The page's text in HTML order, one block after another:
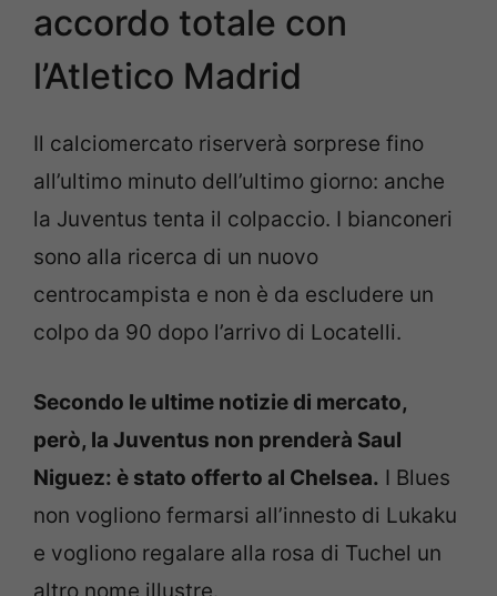
accordo totale con
l’Atletico Madrid
Il calciomercato riserverà sorprese fino
all’ultimo minuto dell’ultimo giorno: anche
la Juventus tenta il colpaccio. I bianconeri
sono alla ricerca di un nuovo
centrocampista e non è da escludere un
colpo da 90 dopo l’arrivo di Locatelli.
Secondo le ultime notizie di mercato,
però, la Juventus non prenderà Saul
Niguez: è stato offerto al Chelsea. I Blues
non vogliono fermarsi all’innesto di Lukaku
e vogliono regalare alla rosa di Tuchel un
altro nome illustre.